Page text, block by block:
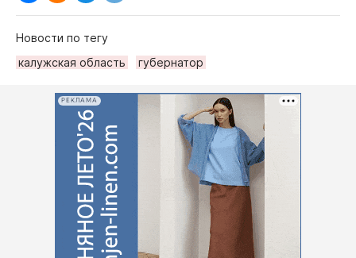
Новости по тегу
калужская область
губернатор
РЕКЛАМА